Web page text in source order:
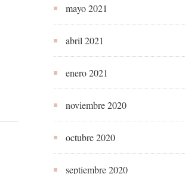
mayo 2021
abril 2021
enero 2021
noviembre 2020
octubre 2020
septiembre 2020